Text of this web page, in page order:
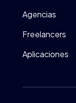
Agencias
Freelancers
Aplicaciones